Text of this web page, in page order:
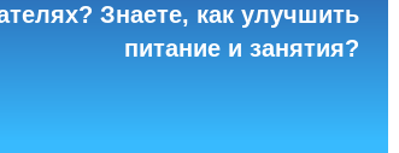
Знаете, как улучшить
питание и занятия?